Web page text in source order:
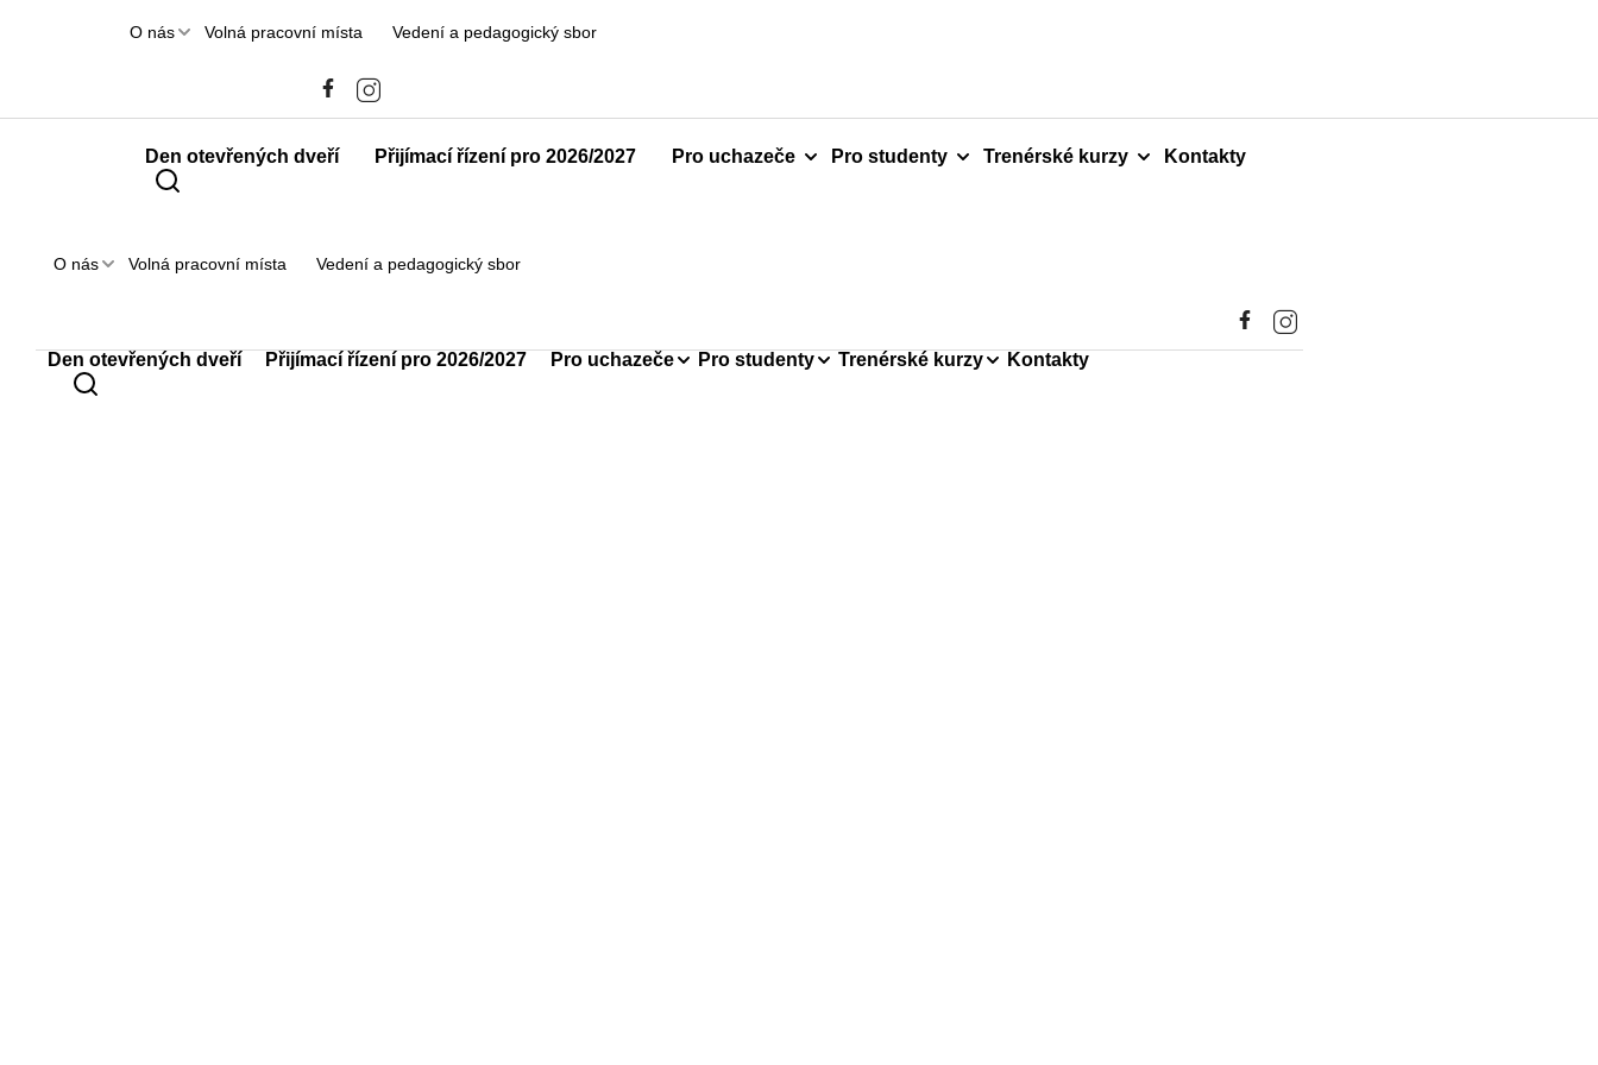
O nás Volná pracovní místa Vedení a pedagogický sbor
Den otevřených dveří Přijímací řízení pro 2026/2027 Pro uchazeče Pro studenty Trenérské kurzy Kontakty
O nás Volná pracovní místa Vedení a pedagogický sbor
Den otevřených dveří Přijímací řízení pro 2026/2027 Pro uchazeče Pro studenty Trenérské kurzy Kontakty